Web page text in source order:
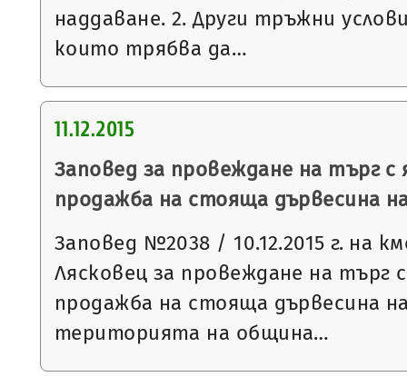
наддаване. 2. Други тръжни
които трябва да…
11.12.2015
Заповед за провеждане на търг с
продажба на стояща дървесина
Заповед №2038 / 10.12.2015 г. на
Лясковец за провеждане на търг
продажба на стояща дървесина
територията на община…